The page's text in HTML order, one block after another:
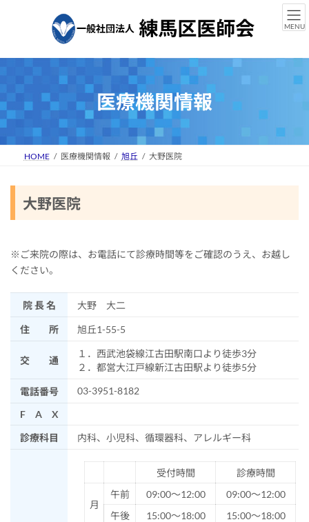
ツ
キ
ッ
プ
シ
に
移
動
医療機関情報
HOME 医療機関情報 旭丘 大野医院
大野医院
※ご来院の際は、お電話にて診療時間等をご確認のうえ、お越し
ください。
院 長 名 大野 大二
住 所 旭丘1-55-5
交 通
１．西武池袋線江古田駅南口より徒歩3分
２．都営大江戸線新江古田駅より徒歩5分
電話番号
03-3951-8182
F A X
診療科目
内科、小児科、循環器科、アレルギー科
受付時間 診療時間
月
午前 09:00～12:00
09:00～12:00
午後
15:00～18:00 15:00～18:00
MENU